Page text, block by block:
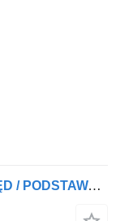
Компресор за въздух WABCO NAPĘD / PODSTAWA / PRZYSTAWKA / KOMPRESORA POWIETRZA MAN TGX TGS inny за влекач